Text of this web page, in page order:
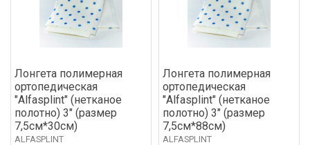
Лонгета полимерная
ортопедическая
"Alfasplint" (нетканое
полотно) 3" (размер
7,5см*30см)
ALFASPLINT
Лонгета полимерная
ортопедическая
"Alfasplint" (нетканое
полотно) 3" (размер
7,5см*88см)
ALFASPLINT